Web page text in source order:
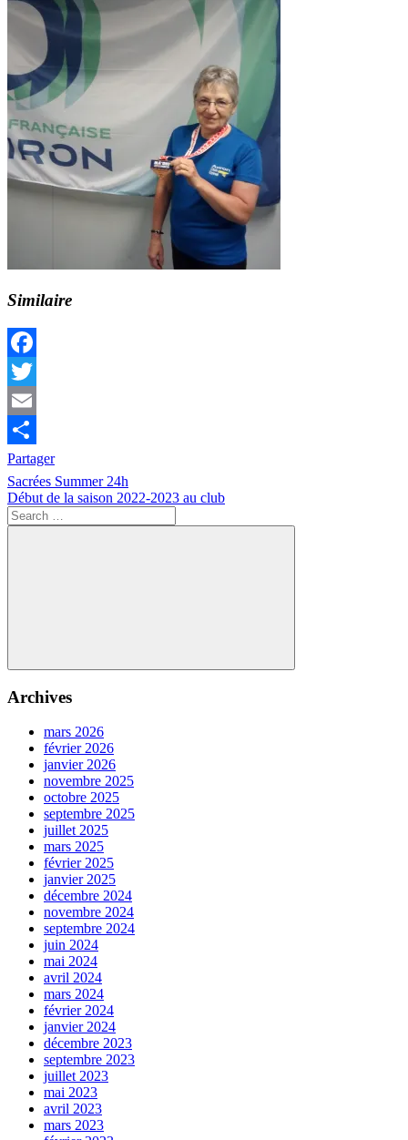
Similaire
Facebook
Twitter
Email
Partager
Compétition
Navigation
de
l’article
Previous
Post:
Sacrées Summer 24h
Next
Post:
Début de la saison 2022-2023 au club
Search
for:
Search
Archives
mars 2026
février 2026
janvier 2026
novembre 2025
octobre 2025
septembre 2025
juillet 2025
mars 2025
février 2025
janvier 2025
décembre 2024
novembre 2024
septembre 2024
juin 2024
mai 2024
avril 2024
mars 2024
février 2024
janvier 2024
décembre 2023
septembre 2023
juillet 2023
mai 2023
avril 2023
mars 2023